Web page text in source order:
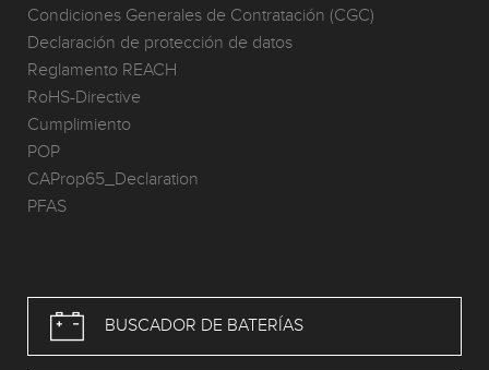
Condiciones Generales de Contratación (CGC)
Declaración de protección de datos
Reglamento REACH
RoHS-Directive
Cumplimiento
POP
CAProp65_Declaration
PFAS
BUSCADOR DE BATERÍAS